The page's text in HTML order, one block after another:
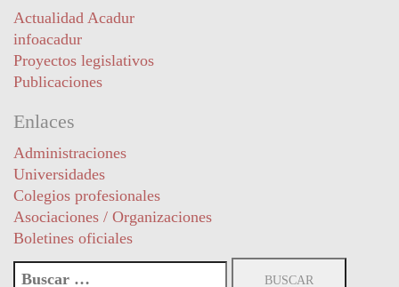
Actualidad Acadur
infoacadur
Proyectos legislativos
Publicaciones
Enlaces
Administraciones
Universidades
Colegios profesionales
Asociaciones / Organizaciones
Boletines oficiales
Buscar: